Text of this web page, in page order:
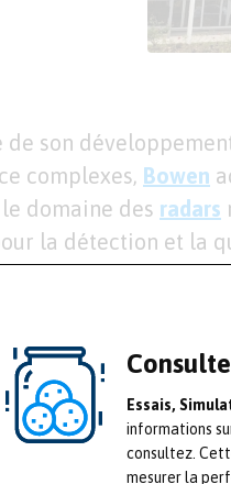
Essais,
informations
consultez.
mesurer la
de son
complexes, Bowen
domaine des radars
la détection et la
nuageuses.
déposés par
chef du service
dans le monde
doubles